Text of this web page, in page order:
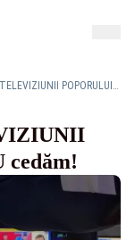
Presiunile la adresa TELEVIZIUNII POPORULUI continuă! NU cedăm!
cedăm!